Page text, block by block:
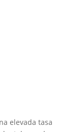
elevada tasa